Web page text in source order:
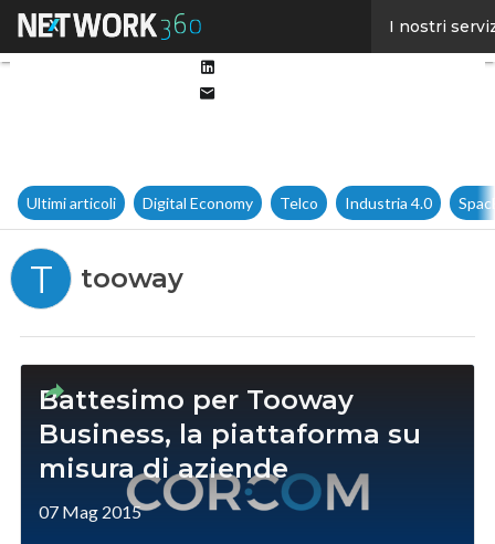
I nostri
Ultimi articoli Digital Economy Telco Industria 4.0
T tooway
Battesimo per Tooway
Business, la piattaforma su
misura di aziende
07 Mag 2015